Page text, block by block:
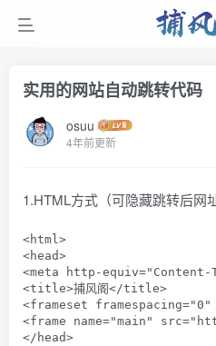
实用的网站自动跳转代码
osuu
4年前更新
1.HTML方式（可隐藏跳转后网址
<html>
<head>
<meta http-
<title>捕风阁</title>
<frameset
<frame name="main"
</head>